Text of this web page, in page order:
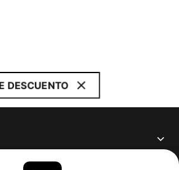
DESCUENTO